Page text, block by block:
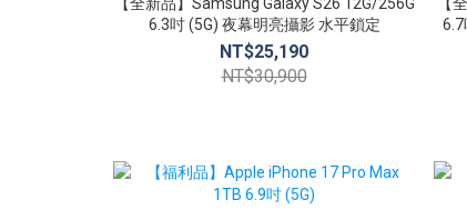
6.3吋 (5G) 夜幕明亮攝影 水平鎖定
NT$25,190
NT$30,900
6.7